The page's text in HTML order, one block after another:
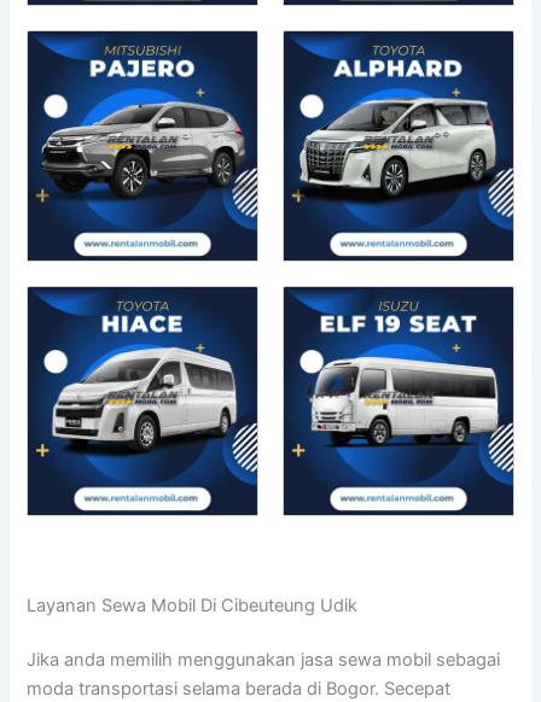
Layanan Sewa Mobil Di Cibeuteung Udik
Jika anda memilih menggunakan jasa sewa mobil sebagai
moda transportasi selama berada di Bogor. Secepat